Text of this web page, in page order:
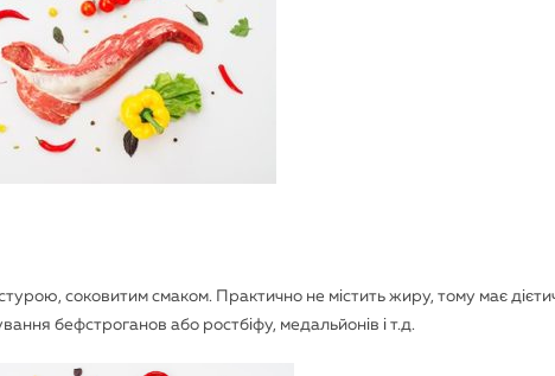
соковитим смаком. Практично не містить жиру, тому має
бефстроганов або ростбіфу, медальйонів і т.д.